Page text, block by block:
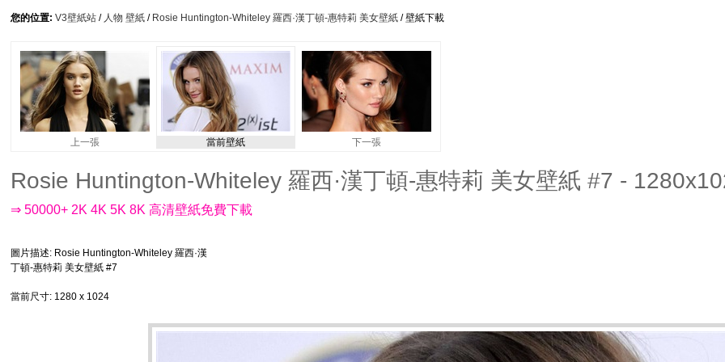
您的位置: V3壁紙站 / 人物 壁紙 / Rosie Huntington-Whiteley 羅西·漢丁頓-惠特莉 美女壁紙 / 壁紙下載
上一張 當前壁紙 下一張
Rosie Huntington-Whiteley 羅西·漢丁頓-惠特莉 美女壁紙 #7 -
⇒ 50000+ 2K 4K 5K 8K 高清壁紙免費下載
圖片描述: Rosie Huntington-Whiteley 羅西·漢
丁頓-惠特莉 美女壁紙 #7
當前尺寸: 1280 x 1024